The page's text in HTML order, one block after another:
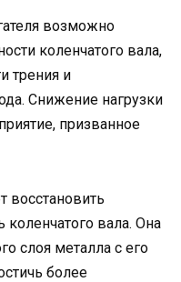
возможно
коленчатого вала,
трения и
Снижение нагрузки
призванное
восстановить
вала. Она
слоя металла с его
более